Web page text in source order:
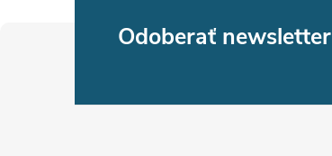
Odoberať newsletter